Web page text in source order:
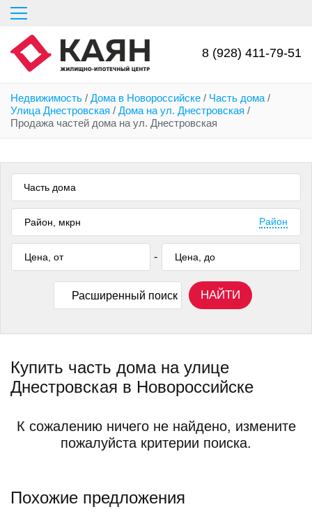
Перейти
основному
содержанию
8 (928) 411-79-51
Недвижимость / Дома в Новороссийске / Часть дома /
Улица Днестровская / Дома на ул. Днестровская /
Продажа частей дома на ул. Днестровская
Часть дома
Район
-
Расширенный поиск НАЙТИ
Купить часть дома на улице
Днестровская в Новороссийске
К сожалению ничего не найдено, измените
пожалуйста критерии поиска.
Похожие предложения